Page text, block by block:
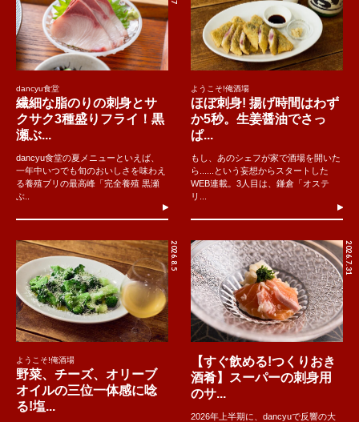
dancyu食堂
繊細な脂のりの刺身とサ
クサク3種盛りフライ！黒
瀬ぶ...
dancyu食堂の夏メニューといえば、
一年中いつでも旬のおいしさを味わえ
る養殖ブリの最高峰「完全養殖 黒瀬
ぶ..
ようこそ!俺酒場
ほぼ刺身! 揚げ時間はわず
か5秒。生姜醤油でさっ
ぱ...
もし、あのシェフが家で酒場を開いた
ら......という妄想からスタートした
WEB連載。3人目は、鎌倉「オステ
リ...
2026.8.5
ようこそ!俺酒場
野菜、チーズ、オリーブ
オイルの三位一体感に唸
る!塩...
2026.7.31
【すぐ飲める!つくりおき
酒肴】スーパーの刺身用
のサ...
2026年上半期に、dancyuで反響の大